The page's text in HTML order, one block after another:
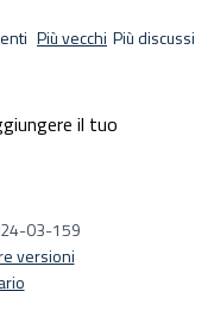
Più vecchi Più discussi
il tuo
03-159
versioni